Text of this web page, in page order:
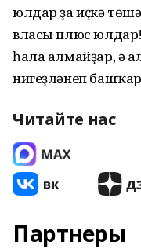
юлдар ҙа иҫкә
власы плюс
һала алмайҙар, ә
нигеҙләнеп
Читайте нас
Партнеры